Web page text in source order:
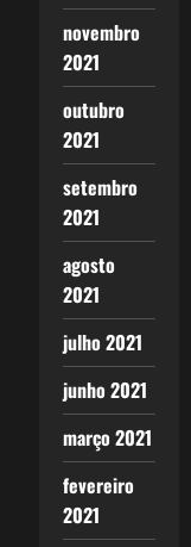
novembro
2021
outubro
2021
setembro
2021
agosto
2021
julho 2021
junho 2021
março 2021
fevereiro
2021